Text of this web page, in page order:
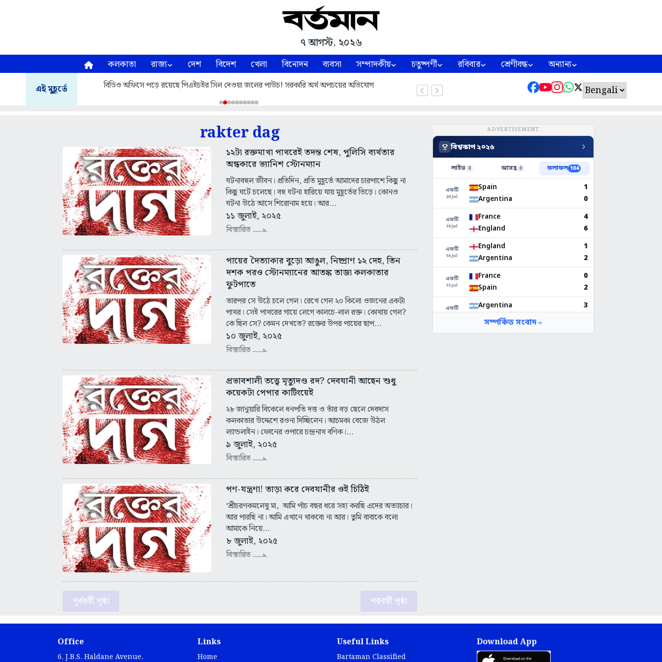
৭ আগস্ট, ২০২৬
কলকাতা রাজ্য দেশ বিদেশ খেলা বিনোদন ব্যবসা সম্পাদকীয় চতুষ্পর্ণী রবিবার শ্রেণীবদ্ধ অন্যান্য
এই মুহূর্তে বিডিও অফিসে পড়ে রয়েছে পিএইচইর সিল দেওয়া জলের পাউচ! সরকারি অর্থ অপচয়ের অভিযোগ
rakter dag
১২টা রক্তমাখা পাথরেই তদন্ত শেষ, পুলিসি ব্যর্থতার
অন্ধকারে ভ্যানিশ স্টোনম্যান
ঘটনাবহুল জীবন। প্রতিদিন, প্রতি মুহূর্তে আমাদের চারপাশে কিছু না
কিছু ঘটে চলেছে। বহু ঘটনা হারিয়ে যায় মুহূর্তের ভিড়ে। কোনও
ঘটনা উঠে আসে শিরোনাম হয়ে। আর...
১১ জুলাই, ২০২৫
বিস্তারিত
পায়ের দৈত্যাকার বুড়ো আঙুল, নিষ্প্রাণ ১২ দেহ, তিন
দশক পরও স্টোনম্যানের আতঙ্ক তাজা কলকাতার
ফুটপাতে
তারপর সে উঠে চলে গেল। রেখে গেল ২০ কিলো ওজনের একটা
পাথর। সেই পাথরের গায়ে লেগে কালচে-লাল রক্ত। কোথায় গেল?
কে ছিল সে? কেমন দেখতে? রক্তের উপর পায়ের ছাপ...
১০ জুলাই, ২০২৫
বিস্তারিত
প্রভাবশালী তত্ত্বে মৃত্যুদণ্ড রদ? দেবযানী আছেন শুধু
কয়েকটা পেপার কাটিংয়েই
২৮ জানুয়ারি বিকেলে ধনপতি দত্ত ও তাঁর বড় ছেলে দেবদাস
কলকাতার উদ্দেশে রওনা দিচ্ছিলেন। আচমকা বেজে উঠল
ল্যান্ডলাইন। ফোনের ওপারে চন্দ্রনাথ বণিক।...
৯ জুলাই, ২০২৫
বিস্তারিত
পণ-যন্ত্রণা! তাড়া করে দেবযানীর ওই চিঠিই
‘শ্রীচরণকমলেষু মা, আমি পাঁচ বছর ধরে সহ্য করছি এদের অত্যাচার।
আর পারছি না। আমি এখানে থাকবো না আর। তুমি বাবাকে বলো
আমাকে নিয়ে...
৮ জুলাই, ২০২৫
বিস্তারিত
পূর্ববর্তী পৃষ্ঠা পরবর্তী পৃষ্ঠা
ADVERTISEMENT
Office
6, J.B.S. Haldane Avenue,
Links
Home
Useful Links
Bartaman Classified
Download App